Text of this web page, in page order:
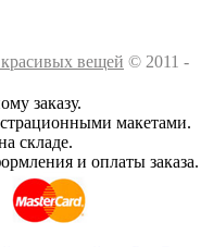
вещей © 2011 -
заказу.
макетами.
складе.
и оплаты заказа.